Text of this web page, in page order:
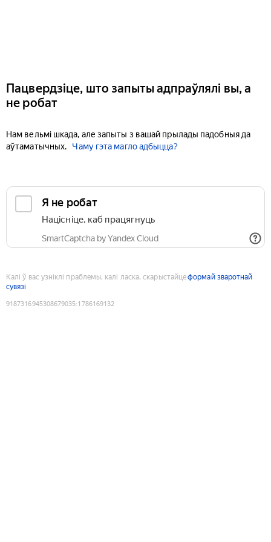
Пацвердзіце, што запыты адпраўлялі вы, а
не робат
Нам вельмі шкада, але запыты з вашай прылады падобныя да
аўтаматычных.
Чаму гэта магло адбыцца?
Я не робат
Націсніце, каб працягнуць
SmartCaptcha by Yandex Cloud
Калі ў вас узніклі праблемы, калі ласка, скарыстайцеформай зваротнай
сувязі
9187316945308679035:1786169132